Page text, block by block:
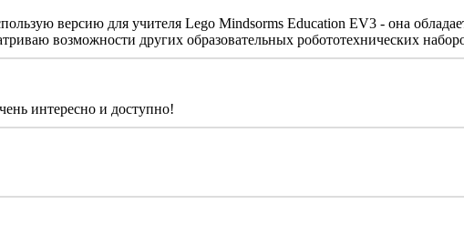
версию для учителя Lego Mindsorms Education EV3 - она
возможности других образовательных робототехнических
интересно и доступно!